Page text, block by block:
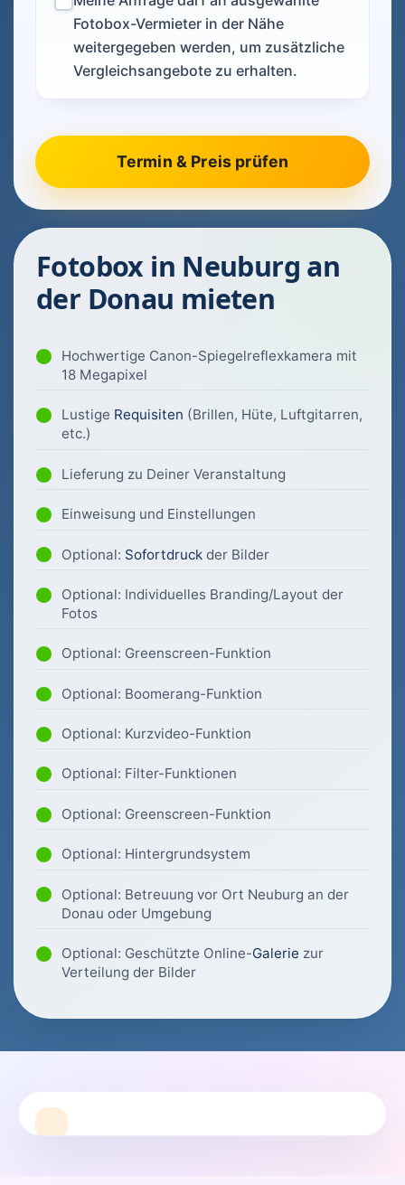
Fotobox-Vermieter in der Nähe
weitergegeben werden, um zusätzliche
Vergleichsangebote zu erhalten.
Fotobox in Neuburg an
der Donau mieten
Hochwertige Canon-Spiegelreflexkamera mit
18 Megapixel
Lustige Requisiten (Brillen, Hüte, Luftgitarren,
etc.)
Lieferung zu Deiner Veranstaltung
Einweisung und Einstellungen
Optional: Sofortdruck der Bilder
Optional: Individuelles Branding/Layout der
Fotos
Optional: Greenscreen-Funktion
Optional: Boomerang-Funktion
Optional: Kurzvideo-Funktion
Optional: Filter-Funktionen
Optional: Greenscreen-Funktion
Optional: Hintergrundsystem
Optional: Betreuung vor Ort Neuburg an der
Donau oder Umgebung
Optional: Geschützte Online-Galerie zur
Verteilung der Bilder